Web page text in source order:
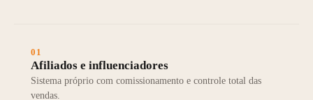
01
Afiliados e influenciadores
Sistema próprio com comissionamento e controle total das
vendas.